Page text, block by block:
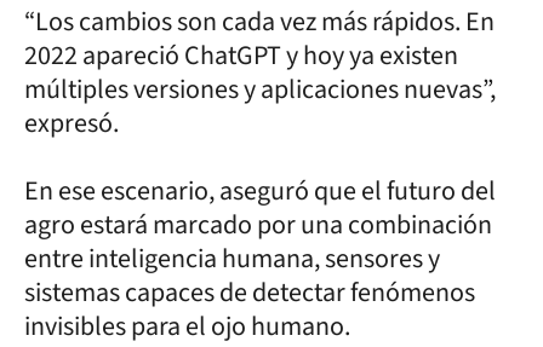
“Los cambios son cada vez más rápidos. En
2022 apareció ChatGPT y hoy ya existen
múltiples versiones y aplicaciones nuevas”,
expresó.
En ese escenario, aseguró que el futuro del
agro estará marcado por una combinación
entre inteligencia humana, sensores y
sistemas capaces de detectar fenómenos
invisibles para el ojo humano.